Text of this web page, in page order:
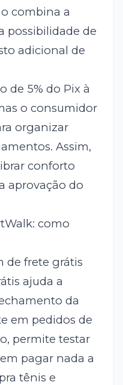
combina a
possibilidade de
adicional de
de 5% do Pix à
o consumidor
organizar
Assim,
conforto
aprovação do
como
de frete grátis
ajuda a
da
em pedidos de
permite testar
pagar nada a
tênis e